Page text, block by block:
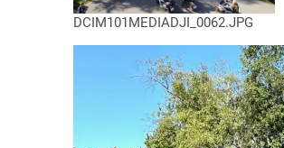
DCIM101MEDIADJI_0062.JPG